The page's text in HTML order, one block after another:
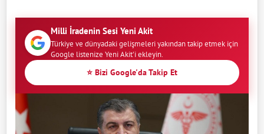
Milli İradenin Sesi Yeni Akit
Türkiye ve dünyadaki gelişmeleri yakından takip etmek için
Google listenize Yeni Akit'i ekleyin.
⭐ Bizi Google'da Takip Et